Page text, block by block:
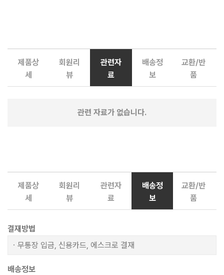
제품상
세
회원리
뷰
관련자
료
배송정
보
교환/반
품
관련 자료가 없습니다.
제품상
세
회원리
뷰
관련자
료
배송정
보
교환/반
품
결재방법
ㆍ무통장 입금, 신용카드, 에스크로 결재
배송정보